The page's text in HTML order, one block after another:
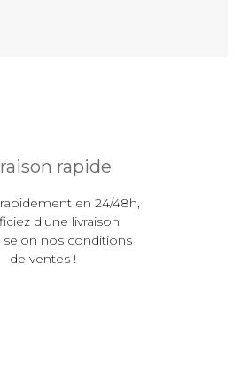
rapide
en 24/48h,
d’une livraison
selon nos conditions
de ventes !